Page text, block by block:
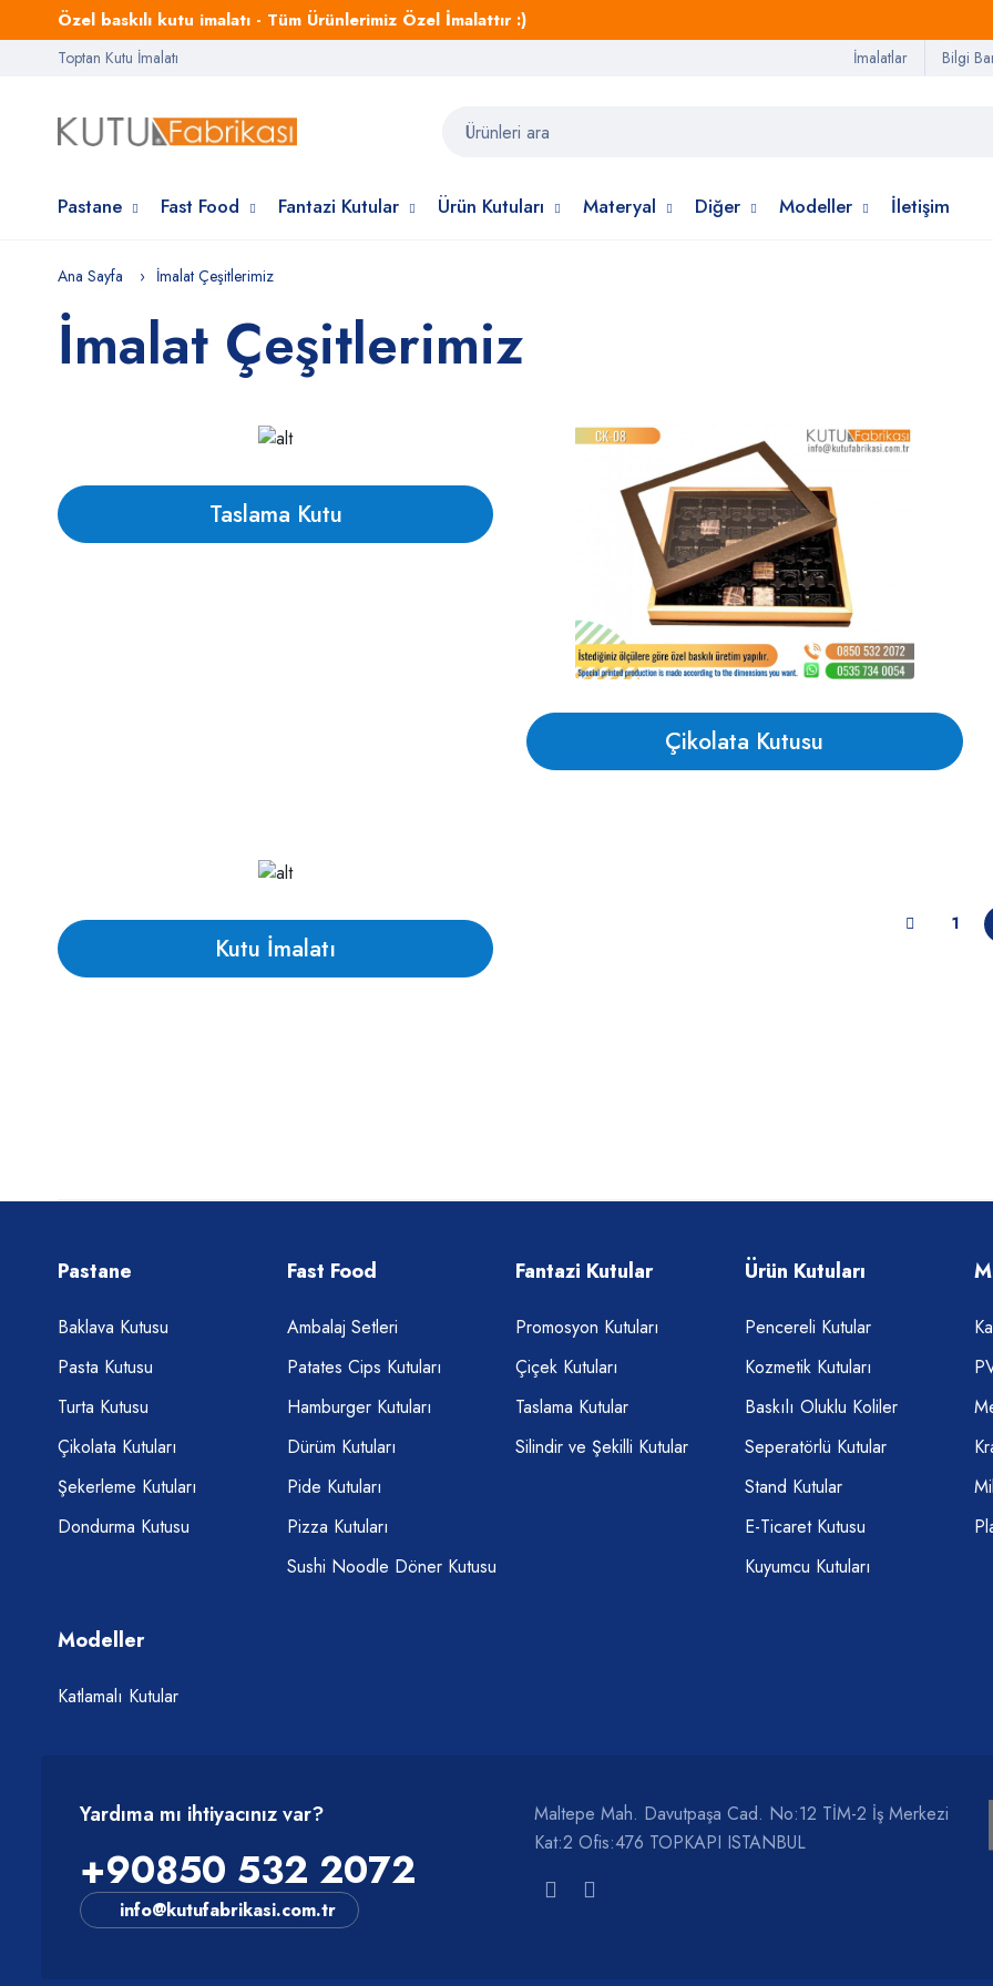
Özel baskılı kutu imalatı - Tüm Ürünlerimiz Özel İmalattır :)
Toptan Kutu İmalatı İmalatlar Bilgi
Pastane Fast Food Fantazi Kutular Ürün Kutuları Materyal Diğer Modeller İletişim
Ana Sayfa İmalat Çeşitlerimiz
İmalat Çeşitlerimiz
Taslama Kutu
Çikolata Kutusu
Kutu İmalatı
1
Pastane
Baklava Kutusu
Pasta Kutusu
Turta Kutusu
Çikolata Kutuları
Şekerleme Kutuları
Dondurma Kutusu
Fast Food
Ambalaj Setleri
Patates Cips Kutuları
Hamburger Kutuları
Dürüm Kutuları
Pide Kutuları
Pizza Kutuları
Sushi Noodle Döner Kutusu
Fantazi Kutular
Promosyon Kutuları
Çiçek Kutuları
Taslama Kutular
Silindir ve Şekilli Kutular
Ürün Kutuları
Pencereli Kutular
Kozmetik Kutuları
Baskılı Oluklu Koliler
Seperatörlü Kutular
Stand Kutular
E-Ticaret Kutusu
Kuyumcu Kutuları
Modeller
Katlamalı Kutular
Yardıma mı ihtiyacınız var?
+90850 532 2072
info@kutufabrikasi.com.tr
Maltepe Mah. Davutpaşa Cad. No:12 TİM-2 İş Merkezi
Kat:2 Ofis:476 TOPKAPI ISTANBUL